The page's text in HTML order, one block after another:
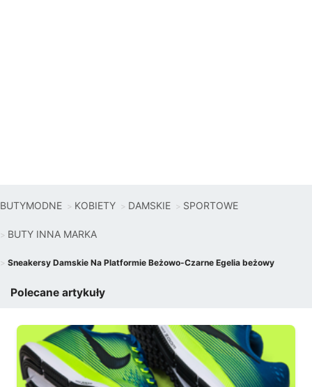
BUTYMODNE KOBIETY DAMSKIE SPORTOWE
BUTY INNA MARKA
Sneakersy Damskie Na Platformie Beżowo-Czarne Egelia beżowy
Polecane artykuły